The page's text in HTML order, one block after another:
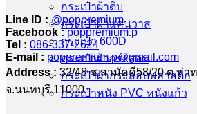
กระเป๋าผ้าดิบ
กระเป๋าผ้าแคนวาส
กระเป๋า 600D
กระเป๋าผ้ากระสอบ
กระเป๋าผ้ากระสอบพลาสติก
กระเป๋าหนัง PVC หนังแก้ว
Line ID : @poppremium
Facebook : poppremium.p
Tel : 086-337-2624
E-mail : poppremium.p@gmail.com
Address : 32/48 ซ.สามัคคี58/20 ต.ท่า
จ.นนทบุรี 11000